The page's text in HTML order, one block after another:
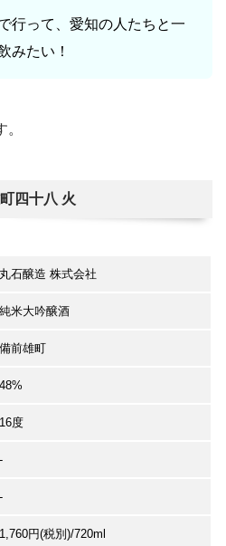
行って、愛知の人たちと一
みたい！
四十八 火
丸石醸造 株式会社
純米大吟醸酒
備前雄町
48%
16度
-
-
1,760円(税別)/720ml